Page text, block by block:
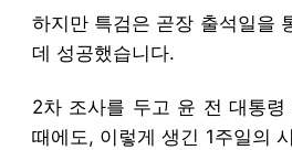
하지만 특검은 곧장 출석일을
데 성공했습니다.
2차 조사를 두고 윤 전 대통
때에도, 이렇게 생긴 1주일의